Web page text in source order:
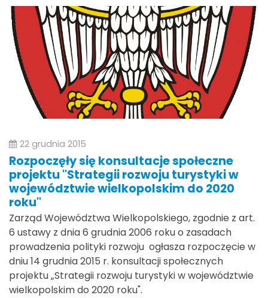
22 grudnia 2015
Rozpoczęły się konsultacje społeczne
projektu "Strategii rozwoju turystyki w
województwie wielkopolskim do 2020
roku"
Zarząd Województwa Wielkopolskiego, zgodnie z art.
6 ustawy z dnia 6 grudnia 2006 roku o zasadach
prowadzenia polityki rozwoju ogłasza rozpoczęcie w
dniu 14 grudnia 2015 r. konsultacji społecznych
projektu „Strategii rozwoju turystyki w województwie
wielkopolskim do 2020 roku".